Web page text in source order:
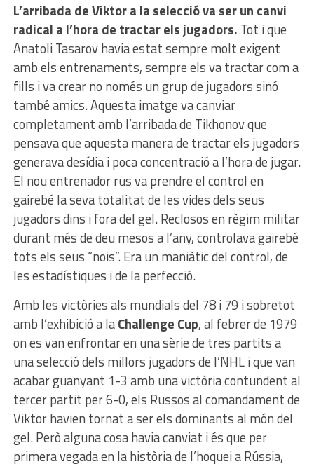
L’arribada de Viktor a la selecció va ser un canvi
radical a l’hora de tractar els jugadors. Tot i que
Anatoli Tasarov havia estat sempre molt exigent
amb els entrenaments, sempre els va tractar com a
fills i va crear no només un grup de jugadors sinó
també amics. Aquesta imatge va canviar
completament amb l’arribada de Tikhonov que
pensava que aquesta manera de tractar els jugadors
generava desídia i poca concentració a l’hora de jugar.
El nou entrenador rus va prendre el control en
gairebé la seva totalitat de les vides dels seus
jugadors dins i fora del gel. Reclosos en règim militar
durant més de deu mesos a l’any, controlava gairebé
tots els seus “nois”. Era un maniàtic del control, de
les estadístiques i de la perfecció.
Amb les victòries als mundials del 78 i 79 i sobretot
amb l’exhibició a laChallenge Cup, al febrer de 1979
on es van enfrontar en una sèrie de tres partits a
una selecció dels millors jugadors de l’NHL i que van
acabar guanyant 1-3 amb una victòria contundent al
tercer partit per 6-0, els Russos al comandament de
Viktor havien tornat a ser els dominants al món del
gel. Però alguna cosa havia canviat i és que per
primera vegada en la història de l’hoquei a Rússia,